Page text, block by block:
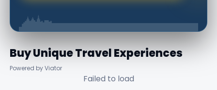
Buy Unique Travel Experiences
Powered by Viator
Failed to load